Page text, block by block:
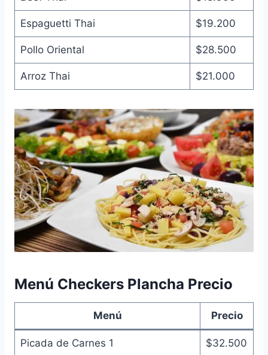
Espaguetti Thai $19.200
Pollo Oriental $28.500
Arroz Thai $21.000
Menú Checkers Plancha Precio
Menú Precio
Picada de Carnes 1 $32.500